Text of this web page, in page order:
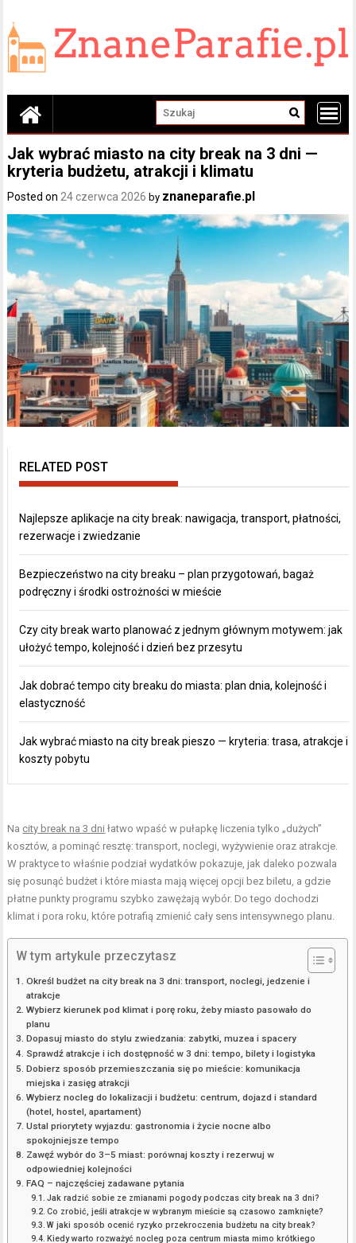
content
Jak wybrać miasto na city break na 3 dni —
kryteria budżetu, atrakcji i klimatu
Posted on 24 czerwca 2026 by znaneparafie.pl
RELATED POST
Najlepsze aplikacje na city break: nawigacja, transport, płatności,
rezerwacje i zwiedzanie
Bezpieczeństwo na city breaku – plan przygotowań, bagaż
podręczny i środki ostrożności w mieście
Czy city break warto planować z jednym głównym motywem: jak
ułożyć tempo, kolejność i dzień bez przesytu
Jak dobrać tempo city breaku do miasta: plan dnia, kolejność i
elastyczność
Jak wybrać miasto na city break pieszo — kryteria: trasa, atrakcje i
koszty pobytu
Na city break na 3 dni łatwo wpaść w pułapkę liczenia tylko „dużych”
kosztów, a pominąć resztę: transport, noclegi, wyżywienie oraz atrakcje.
W praktyce to właśnie podział wydatków pokazuje, jak daleko pozwala
się posunąć budżet i które miasta mają więcej opcji bez biletu, a gdzie
płatne punkty programu szybko zawężają wybór. Do tego dochodzi
klimat i pora roku, które potrafią zmienić cały sens intensywnego planu.
W tym artykule przeczytasz
Określ budżet na city break na 3 dni: transport, noclegi, jedzenie i
atrakcje
Wybierz kierunek pod klimat i porę roku, żeby miasto pasowało do
planu
Dopasuj miasto do stylu zwiedzania: zabytki, muzea i spacery
Sprawdź atrakcje i ich dostępność w 3 dni: tempo, bilety i logistyka
Dobierz sposób przemieszczania się po mieście: komunikacja
miejska i zasięg atrakcji
Wybierz nocleg do lokalizacji i budżetu: centrum, dojazd i standard
(hotel, hostel, apartament)
Ustal priorytety wyjazdu: gastronomia i życie nocne albo
spokojniejsze tempo
Zawęź wybór do 3–5 miast: porównaj koszty i rezerwuj w
odpowiedniej kolejności
FAQ – najczęściej zadawane pytania
Jak radzić sobie ze zmianami pogody podczas city break na 3 dni?
Co zrobić, jeśli atrakcje w wybranym mieście są czasowo zamknięte?
W jaki sposób ocenić ryzyko przekroczenia budżetu na city break?
Kiedy warto rozważyć nocleg poza centrum miasta mimo krótkiego